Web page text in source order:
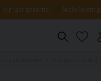
Vijf jaar garantie Snelle levering